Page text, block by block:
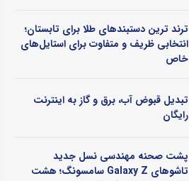
ترند ترین دستبندهای طلا برای تابستان؛
انتخابی ظریف و متفاوت برای استایل‌های
خاص
تبدیل قبوض آب، برق و گاز به اینترنت
رایگان
پشت صحنه مهندسی نسل جدید
تاشوهای Galaxy Z سامسونگ؛ هشت